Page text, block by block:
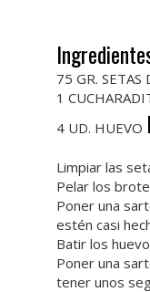
75 GR. SETAS
1
4 UD. HUEVO
Limpiar las
Pelar los
Poner una
estén casi
Batir los
Poner una
tener unos